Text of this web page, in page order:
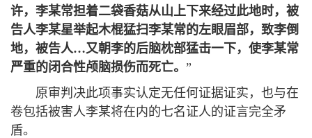
许，李某常担着二袋香菇从山上下来经过此地时，被
告人李某星举起木棍猛扫李某常的左眼眉部，致李倒
地，被告人…又朝李的后脑枕部猛击一下，使李某常
严重的闭合性颅脑损伤而死亡。 ”
原审判决此项事实认定无任何证据证实，也与在
卷包括被害人李某将在内的七名证人的证言完全矛
盾。